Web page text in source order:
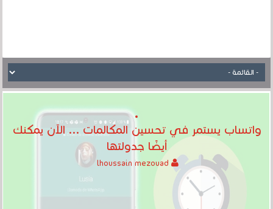
واتساب يستمر في تحسين المكالمات ... الآن يمكنك
أيضًا جدولتها